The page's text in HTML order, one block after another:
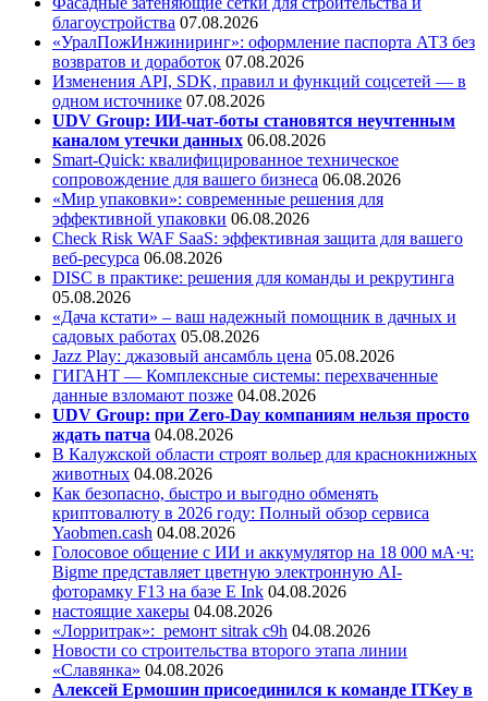
благоустройства 07.08.2026
«УралПожИнжиниринг»: оформление паспорта АТЗ без
возвратов и доработок 07.08.2026
Изменения API, SDK, правил и функций соцсетей — в
одном источнике 07.08.2026
UDV Group: ИИ-чат-боты становятся неучтенным
каналом утечки данных 06.08.2026
Smart-Quick: квалифицированное техническое
сопровождение для вашего бизнеса 06.08.2026
«Мир упаковки»: современные решения для
эффективной упаковки 06.08.2026
Check Risk WAF SaaS: эффективная защита для вашего
веб-ресурса 06.08.2026
DISC в практике: решения для команды и рекрутинга
05.08.2026
«Дача кстати» – ваш надежный помощник в дачных и
садовых работах 05.08.2026
Jazz Play: джазовый ансамбль цена 05.08.2026
ГИГАНТ — Комплексные системы: перехваченные
данные взломают позже 04.08.2026
UDV Group: при Zero-Day компаниям нельзя просто
ждать патча 04.08.2026
В Калужской области строят вольер для краснокнижных
животных 04.08.2026
Как безопасно, быстро и выгодно обменять
криптовалюту в 2026 году: Полный обзор сервиса
Yaobmen.cash 04.08.2026
Голосовое общение с ИИ и аккумулятор на 18 000 мА·ч:
Bigme представляет цветную электронную AI-
фоторамку F13 на базе E Ink 04.08.2026
настоящие хакеры 04.08.2026
«Лорритрак»: ремонт sitrak c9h 04.08.2026
Новости со строительства второго этапа линии
«Славянка» 04.08.2026
Алексей Ермошин присоединился к команде ITKey в